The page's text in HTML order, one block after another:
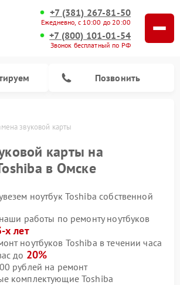
+7 (381) 267-81-50
Ежедневно, с 10:00 до 20:00
+7 (800) 101-01-54
Звонок бесплатный по РФ
Позвонить
звуковой карты
карты на
в Омске
ноутбук Toshiba собственной
работы по ремонту ноутбуков
х лет
ноутбуков Toshiba в течении часа
до 20%
рублей на ремонт
комплектующие Toshiba